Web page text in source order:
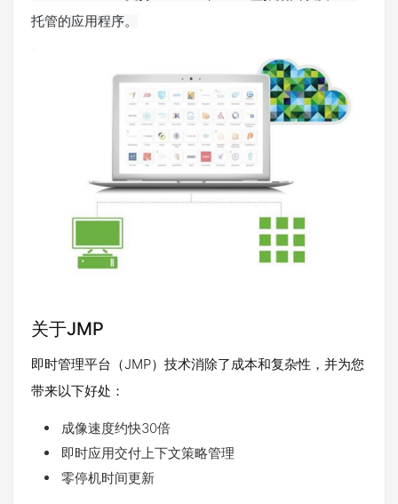
托管的应用程序。
关于JMP
即时管理平台（JMP）技术消除了成本和复杂性，并为您
带来以下好处：
成像速度约快30倍
即时应用交付上下文策略管理
零停机时间更新